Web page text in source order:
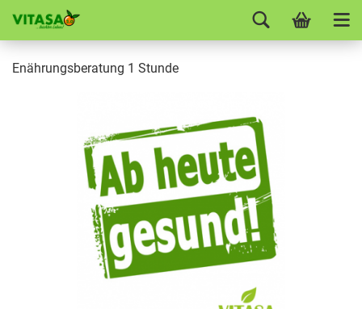
Enährungsberatung 1 Stunde